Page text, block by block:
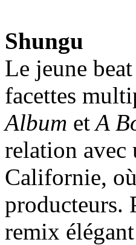
Shungu
Le jeune
facettes
Album etA
relation avec
Californie,
producteurs.
remix